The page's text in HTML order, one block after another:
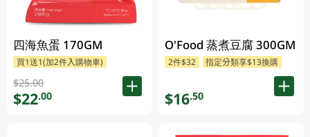
四海魚蛋 170GM
買1送1(加2件入購物車)
$25.00
$22.00
O'Food 蒸煮豆腐 300GM
2件$32 指定分類享$13換購
$16.50